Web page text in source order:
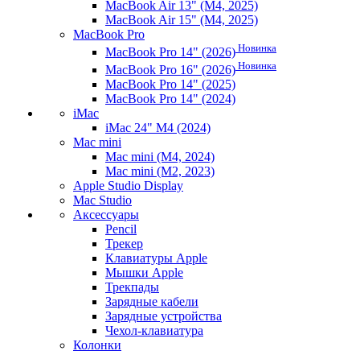
MacBook Air 13" (M4, 2025)
MacBook Air 15" (M4, 2025)
MacBook Pro
MacBook Pro 14" (2026) Новинка
MacBook Pro 16" (2026) Новинка
MacBook Pro 14" (2025)
MacBook Pro 14" (2024)
iMac
iMac 24" M4 (2024)
Mac mini
Mac mini (M4, 2024)
Mac mini (M2, 2023)
Apple Studio Display
Mac Studio
Аксессуары
Pencil
Трекер
Клавиатуры Apple
Мышки Apple
Трекпады
Зарядные кабели
Зарядные устройства
Чехол-клавиатура
Колонки